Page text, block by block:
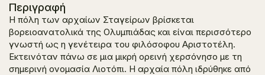
Περιγραφή
Η πόλη των αρχαίων Σταγείρων βρίσκεται
βορειοανατολικά της Ολυμπιάδας και είναι περισσότερο
γνωστή ως η γενέτειρα του φιλόσοφου Αριστοτέλη.
Εκτεινόταν πάνω σε μια μικρή ορεινή χερσόνησο με τη
σημερινή ονομασία Λιοτόπι. Η αρχαία πόλη ιδρύθηκε από